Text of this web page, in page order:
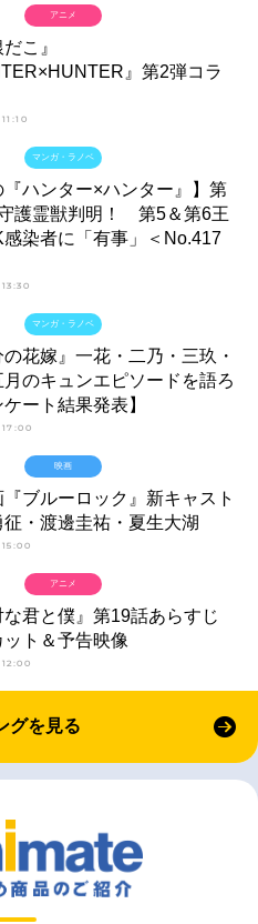
こ』
』第2弾コラ
アニメ
『ハンター×ハンター』】第
護霊獣判明！ 第5＆第6王
染者に「有事」＜No.417
マンガ・ラノベ
の花嫁』一花・二乃・三玖・
月のキュンエピソードを語ろ
ート結果発表】
マンガ・ラノベ
ブルーロック』新キャスト
征・渡邊圭祐・夏生大湖
映画
な君と僕』第19話あらすじ
ット＆予告映像
アニメ
グを見る